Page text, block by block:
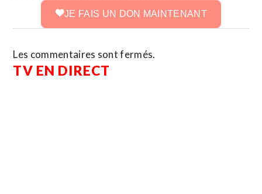
JE FAIS UN DON MAINTENANT
Les commentaires sont fermés.
TV EN DIRECT